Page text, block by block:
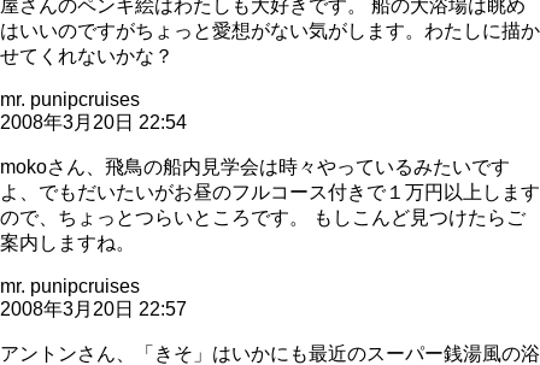
屋さんのペンキ絵はわたしも大好きです。 船の大浴場は眺め
はいいのですがちょっと愛想がない気がします。わたしに描か
せてくれないかな？
mr. punipcruises
2008年3月20日 22:54
mokoさん、飛鳥の船内見学会は時々やっているみたいです
よ、でもだいたいがお昼のフルコース付きで１万円以上します
ので、ちょっとつらいところです。 もしこんど見つけたらご
案内しますね。
mr. punipcruises
2008年3月20日 22:57
アントンさん、「きそ」はいかにも最近のスーパー銭湯風の浴